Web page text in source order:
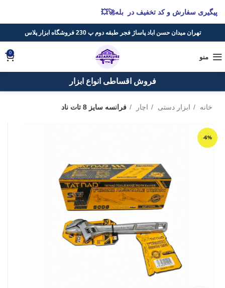
تهران میدان حسن اباد پاساژ فجر طبقه دوم پ 230 فروشگاه ابزار پلاس
منو
0
فروش اقساطی انواع ابزار
خانه ابزار دستی اچار فرانسه سایز 8 تات ناد
-6%
پیگیری سفارش و کد تخفیف در بله🚀💥